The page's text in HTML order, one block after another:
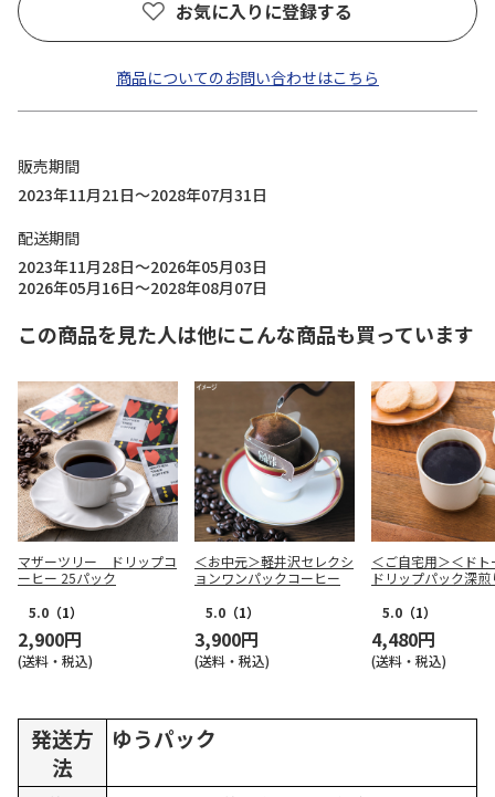
お気に入りに登録する
商品についてのお問い合わせはこちら
販売期間
2023年11月21日～2028年07月31日
配送期間
2023年11月28日～2026年05月03日
2026年05月16日～2028年08月07日
この商品を見た人は他にこんな商品も買っています
マザーツリー ドリップコ
ーヒー 25パック
5.0 （1）
2,900円
(送料・税込)
＜お中元＞軽井沢セレクシ
ョンワンパックコーヒー
5.0 （1）
3,900円
(送料・税込)
＜ご自宅用＞＜ドト
ドリップパック深
5.0 （1）
4,480円
(送料・税込)
発送方
法
ゆうパック